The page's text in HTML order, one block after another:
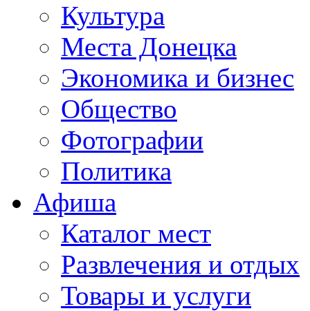
Культура
Места Донецка
Экономика и бизнес
Общество
Фотографии
Политика
Афиша
Каталог мест
Развлечения и отдых
Товары и услуги